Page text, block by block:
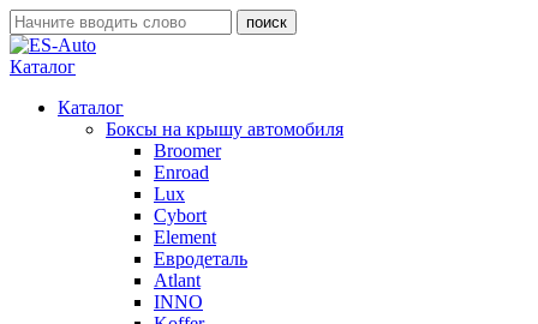
Каталог
Каталог
Боксы на крышу автомобиля
Broomer
Enroad
Lux
Cybort
Element
Евродеталь
Atlant
INNO